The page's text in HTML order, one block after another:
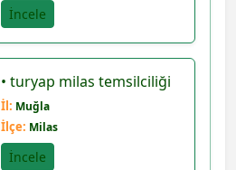
İncele
• turyap milas temsilciliği
İl: Muğla
İlçe: Milas
İncele